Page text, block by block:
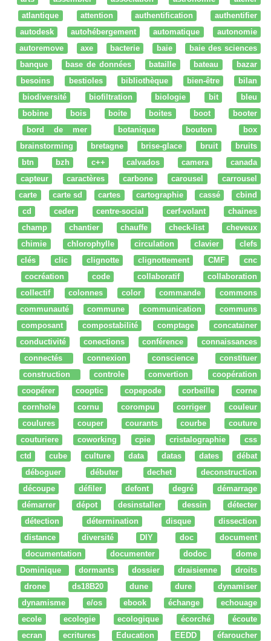
atlantique
attention authentification
authentifier
autodesk
autohébergement automatique
autonomie
autoremove
axe bacterie baie
baie des sciences
banque
base de données bataille bateau
bazar
besoins
bestioles bibliothèque bien-être
bilan
biodiversité
biofiltration biologie bit
bleu
bobine
bois boite boites boot
booter
bord de mer
botanique bouton
box
brainstorming
bretagne brise-glace bruit
bruits
btn
bzh c++ calvados camera
canada
capteur
caractères carbone carousel
carrousel
carte
carte sd cartes cartographie cassé
cbind
cd
ceder centre-social cerf-volant
chaines
champ
chantier chauffe check-list
cheveux
chimie
chlorophylle circulation clavier
clefs
clés
clic clignotte clignottement CMF
cnc
cocréation
code collaboratif
collaboration
collectif
colonnes color commande
commons
communauté
commune communication
communs
composant
compostabilité comptage
concatainer
conductivité
conections conférence
connaissances
connectés
connexion conscience
constituer
construction
controle convertion
coopération
coopérer
cooptic copepode corbeille
corne
cornhole
cornu corompu corriger
couleur
coulures
couper courants courbe
couture
couturiere
coworking cpie cristalographie
css
ctd
cube culture data datas dates
débat
déboguer
débuter dechet
deconstruction
découpe
défiler defont degré
démarrage
démarrer
dépot desinstaller dessin
détecter
détection
détermination disque
dissection
distance
diversité DIY doc
document
documentation
documenter dodoc
dome
Dominique
dormants dossier draisienne
droits
drone
ds18B20 dune dure
dynamiser
dynamisme
e/os ebook échange
echouage
ecole
ecologie ecologique écorché
écoute
ecran
ecritures Education EEDD
éfaroucher